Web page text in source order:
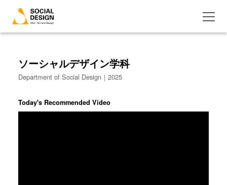
ソーシャルデザイン学科
Department of Social Design｜2025
Today's Recommended Video